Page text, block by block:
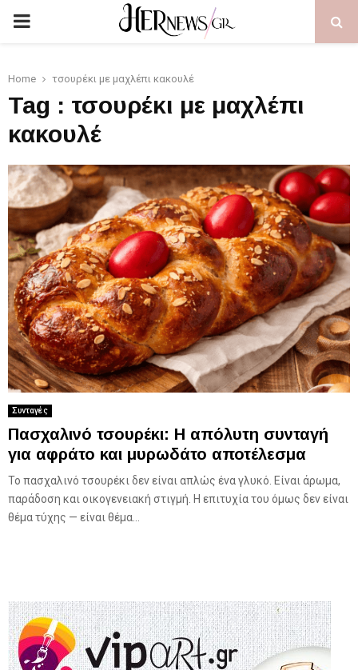
PRIMARY
Home τσουρέκι με μαχλέπι κακουλέ
Tag : τσουρέκι με μαχλέπι
κακουλέ
Συνταγές
Πασχαλινό τσουρέκι: Η απόλυτη συνταγή
για αφράτο και μυρωδάτο αποτέλεσμα
Το πασχαλινό τσουρέκι δεν είναι απλώς ένα γλυκό. Είναι άρωμα,
παράδοση και οικογενειακή στιγμή. Η επιτυχία του όμως δεν είναι
θέμα τύχης — είναι θέμα...